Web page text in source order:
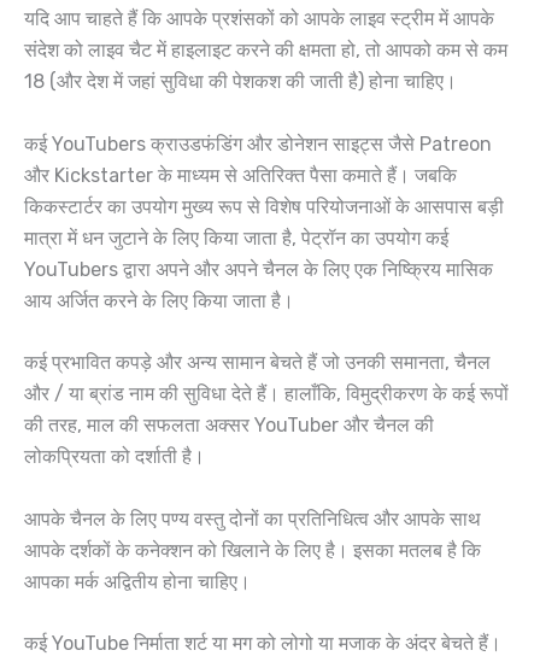
यदि आप चाहते हैं कि आपके प्रशंसकों को आपके लाइव स्ट्रीम में आपके
संदेश को लाइव चैट में हाइलाइट करने की क्षमता हो, तो आपको कम से कम
18 (और देश में जहां सुविधा की पेशकश की जाती है) होना चाहिए।
कई YouTubers क्राउडफंडिंग और डोनेशन साइट्स जैसे Patreon
और Kickstarter के माध्यम से अतिरिक्त पैसा कमाते हैं। जबकि
किकस्टार्टर का उपयोग मुख्य रूप से विशेष परियोजनाओं के आसपास बड़ी
मात्रा में धन जुटाने के लिए किया जाता है, पेट्रॉन का उपयोग कई
YouTubers द्वारा अपने और अपने चैनल के लिए एक निष्क्रिय मासिक
आय अर्जित करने के लिए किया जाता है।
कई प्रभावित कपड़े और अन्य सामान बेचते हैं जो उनकी समानता, चैनल
और / या ब्रांड नाम की सुविधा देते हैं। हालाँकि, विमुद्रीकरण के कई रूपों
की तरह, माल की सफलता अक्सर YouTuber और चैनल की
लोकप्रियता को दर्शाती है।
आपके चैनल के लिए पण्य वस्तु दोनों का प्रतिनिधित्व और आपके साथ
आपके दर्शकों के कनेक्शन को खिलाने के लिए है। इसका मतलब है कि
आपका मर्क अद्वितीय होना चाहिए।
कई YouTube निर्माता शर्ट या मग को लोगो या मजाक के अंदर बेचते हैं।